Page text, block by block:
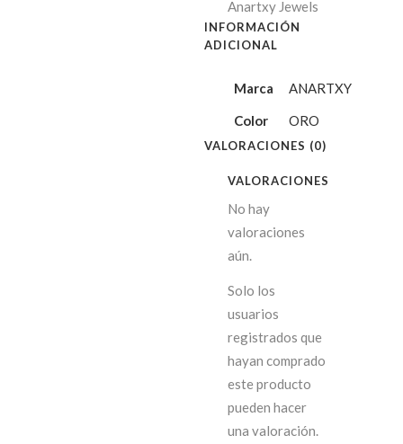
Anartxy Jewels
INFORMACIÓN
ADICIONAL
Marca
ANARTXY
Color
ORO
VALORACIONES (0)
VALORACIONES
No hay
valoraciones
aún.
Solo los
usuarios
registrados que
hayan comprado
este producto
pueden hacer
una valoración.